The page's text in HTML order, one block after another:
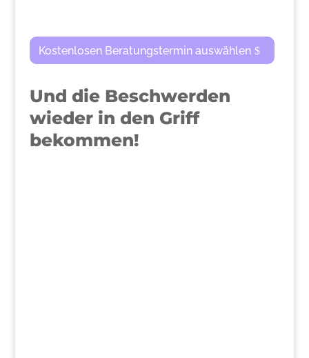
Kostenlosen Beratungstermin auswählen
Und die Beschwerden
wieder in den Griff
bekommen!